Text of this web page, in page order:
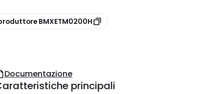
BMXETM0200H
Documentazione
principali